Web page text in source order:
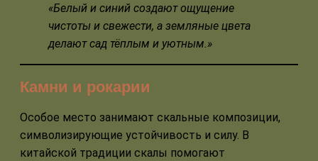
«Белый и синий создают ощущение
чистоты и свежести, а земляные цвета
делают сад тёплым и уютным.»
Камни и рокарии
Особое место занимают скальные композиции,
символизирующие устойчивость и силу. В
китайской традиции скалы помогают